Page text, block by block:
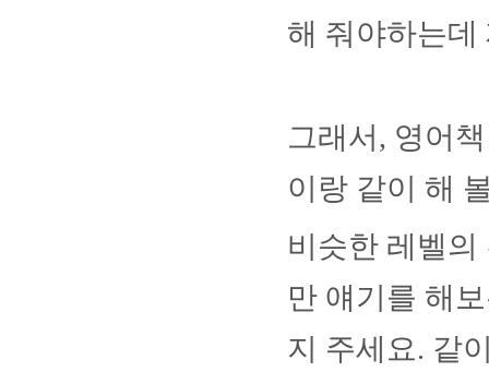
해 줘야하는데
그래서 , 영어
이랑 같이 해
비슷한 레벨
만 얘기를 해
지 주세요. 같